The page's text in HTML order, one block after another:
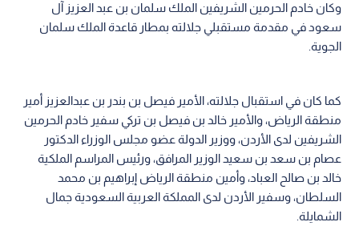
وكان خادم الحرمين الشريفين الملك سلمان بن عبد العزيز آل
سعود في مقدمة مستقبلي جلالته بمطار قاعدة الملك سلمان
الجوية.
كما كان في استقبال جلالته، الأمير فيصل بن بندر بن عبدالعزيز أمير
منطقة الرياض، والأمير خالد بن فيصل بن تركي سفير خادم الحرمين
الشريفين لدى الأردن، ووزير الدولة عضو مجلس الوزراء الدكتور
عصام بن سعد بن سعيد الوزير المرافق، ورئيس المراسم الملكية
خالد بن صالح العباد، وأمين منطقة الرياض إبراهيم بن محمد
السلطان، وسفير الأردن لدى المملكة العربية السعودية جمال
الشمايلة.